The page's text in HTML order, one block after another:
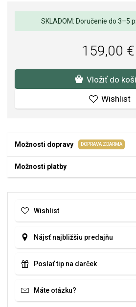
Vďaka výraznejšiemu vzhľadu sú
šperkami v strieborných aj zlatých
Rozmer náušníc: 17,5 × 6,5 mm.
SKLADOM: Doručenie do 3–5
159,00 €
Vložiť do
Wishlist
Možnosti dopravy DOPRAVA ZDARMA
Možnosti platby
Wishlist
Nájsť najbližšiu predajňu
Poslať tip na darček
Máte otázku?